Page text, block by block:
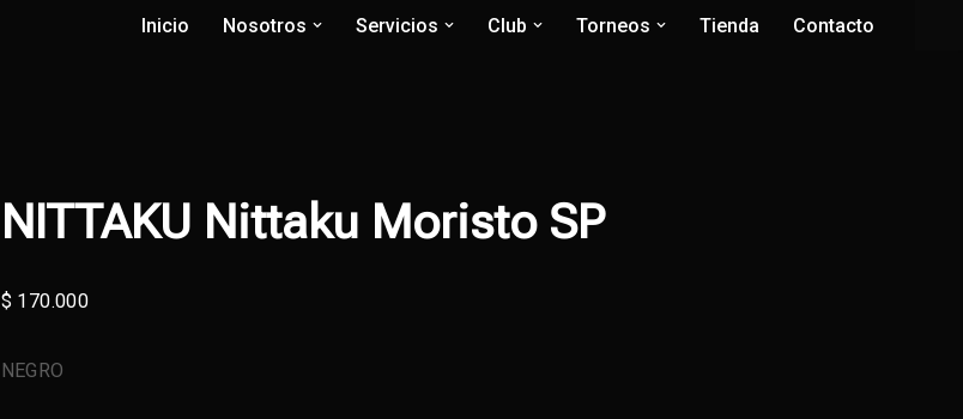
Inicio Nosotros Servicios Club Torneos Tienda Contacto
NITTAKU Nittaku Moristo SP
$ 170.000
NEGRO